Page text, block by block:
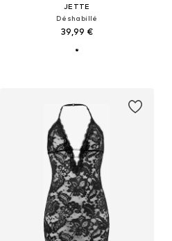
JETTE
Déshabillé
39,99 €